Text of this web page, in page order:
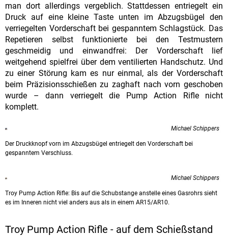
man dort allerdings vergeblich. Stattdessen entriegelt ein
Druck auf eine kleine Taste unten im Abzugsbügel den
verriegelten Vorderschaft bei gespanntem Schlagstück. Das
Repetieren selbst funktionierte bei den Testmustern
geschmeidig und einwandfrei: Der Vorderschaft lief
weitgehend spielfrei über dem ventilierten Handschutz. Und
zu einer Störung kam es nur einmal, als der Vorderschaft
beim Präzisionsschießen zu zaghaft nach vorn geschoben
wurde – dann verriegelt die Pump Action Rifle nicht
komplett.
Michael Schippers
Der Druckknopf vorn im Abzugsbügel entriegelt den Vorderschaft bei
gespanntem Verschluss.
Michael Schippers
Troy Pump Action Rifle: Bis auf die Schubstange anstelle eines Gasrohrs sieht
es im Inneren nicht viel anders aus als in einem AR15/AR10.
Troy Pump Action Rifle - auf dem Schießstand